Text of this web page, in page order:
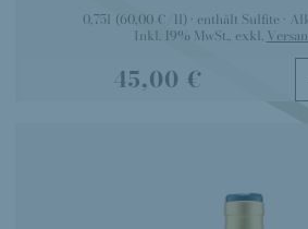
0,75l (60,00 €/1l) enthält Sulfite
45,00 €
Inkl. 19% MwSt., exkl.